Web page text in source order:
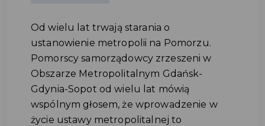
Od wielu lat trwają starania o
ustanowienie metropolii na Pomorzu.
Pomorscy samorządowcy zrzeszeni w
Obszarze Metropolitalnym Gdańsk-
Gdynia-Sopot od wielu lat mówią
wspólnym głosem, że wprowadzenie w
życie ustawy metropolitalnej to